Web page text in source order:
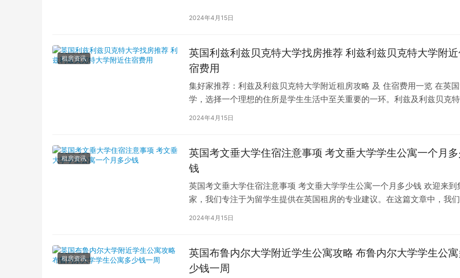
2024年4月15日
租房资讯
英国利兹利兹贝克特大学找房推荐 利兹利兹贝克特大学附
宿费用
集好家推荐：利兹及利兹贝克特大学附近租房攻略 及 住宿费用一览 在英
学，选择一个理想的住所是学生生活中至关重要的一环。利兹及利兹贝克特
学（以下简称利兹贝大）作为英国一所卓越的…
2024年4月15日
租房资讯
英国考文垂大学住宿注意事项 考文垂大学学生公寓一个月
钱
英国考文垂大学住宿注意事项 考文垂大学学生公寓一个月多少钱 欢迎来到
家，我们专注于为留学生提供在英国租房的专业建议。在这篇文章中，我们
深入探讨英国考文垂大学住宿的注意事项，以…
2024年4月15日
租房资讯
英国布鲁内尔大学附近学生公寓攻略 布鲁内尔大学学生公寓
少钱一周